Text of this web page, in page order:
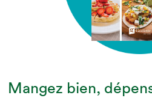
Mangez bien,